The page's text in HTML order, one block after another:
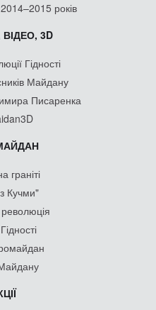
років
3D
Гідності
Майдану
Писаренка
граніті
Кучми"